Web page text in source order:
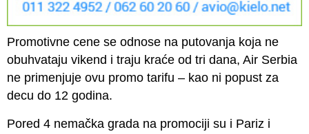
Promotivne cene se odnose na putovanja koja ne
obuhvataju vikend i traju kraće od tri dana, Air Serbia
ne primenjuje ovu promo tarifu – kao ni popust za
decu do 12 godina.
Pored 4 nemačka grada na promociji su i Pariz i